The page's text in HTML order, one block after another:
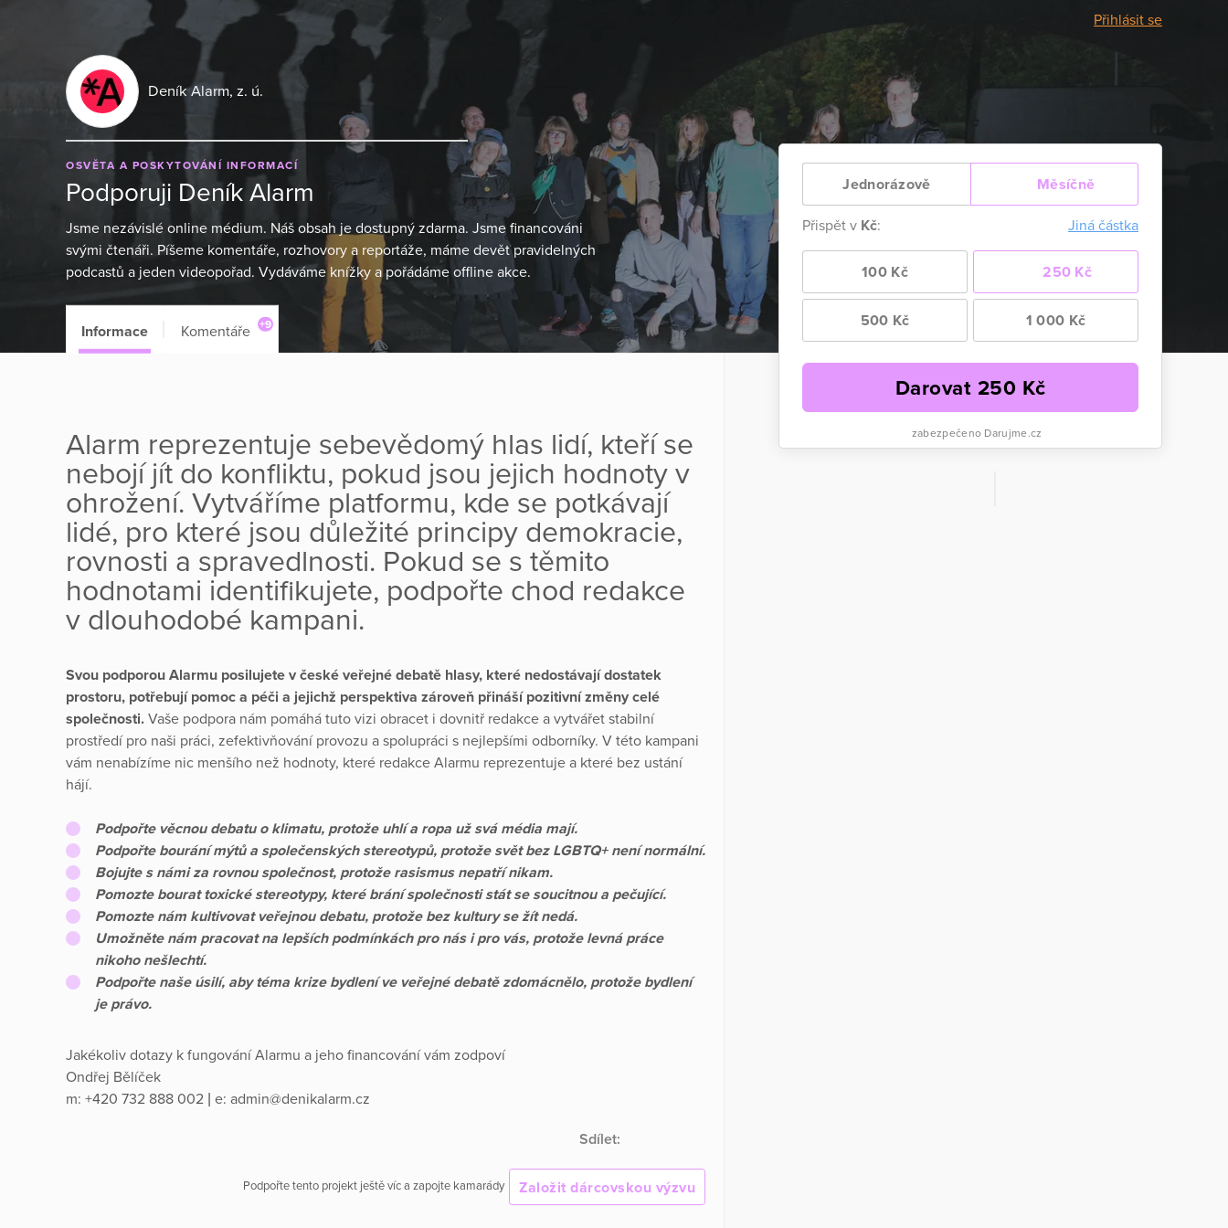
Přihlásit se
Deník Alarm, z. ú.
OSVĚTA A POSKYTOVÁNÍ INFORMACÍ
Podporuji Deník Alarm
Jsme nezávislé online médium. Náš obsah je dostupný zdarma. Jsme financováni
svými čtenáři. Píšeme komentáře, rozhovory a reportáže, máme devět pravidelných
podcastů a jeden videopořad. Vydáváme knížky a pořádáme offline akce.
Jednorázově Měsíčně
Přispět v Kč: Jiná částka
100 Kč 250 Kč
500 Kč 1 000 Kč
Darovat 250 Kč
zabezpečeno Darujme.cz
Informace Komentáře +9
Alarm reprezentuje sebevědomý hlas lidí, kteří se
nebojí jít do konfliktu, pokud jsou jejich hodnoty v
ohrožení. Vytváříme platformu, kde se potkávají
lidé, pro které jsou důležité principy demokracie,
rovnosti a spravedlnosti. Pokud se s těmito
hodnotami identifikujete, podpořte chod redakce
v dlouhodobé kampani.
Svou podporou Alarmu posilujete v české veřejné debatě hlasy, které nedostávají dostatek
prostoru, potřebují pomoc a péči a jejichž perspektiva zároveň přináší pozitivní změny celé
společnosti. Vaše podpora nám pomáhá tuto vizi obracet i dovnitř redakce a vytvářet stabilní
prostředí pro naši práci, zefektivňování provozu a spolupráci s nejlepšími odborníky. V této kampani
vám nenabízíme nic menšího než hodnoty, které redakce Alarmu reprezentuje a které bez ustání
hájí.
Podpořte věcnou debatu o klimatu, protože uhlí a ropa už svá média mají.
Podpořte bourání mýtů a společenských stereotypů, protože svět bez LGBTQ+ není normální.
Bojujte s námi za rovnou společnost, protože rasismus nepatří nikam.
Pomozte bourat toxické stereotypy, které brání společnosti stát se soucitnou a pečující.
Pomozte nám kultivovat veřejnou debatu, protože bez kultury se žít nedá.
Umožněte nám pracovat na lepších podmínkách pro nás i pro vás, protože levná práce
nikoho nešlechtí.
Podpořte naše úsilí, aby téma krize bydlení ve veřejné debatě zdomácnělo, protože bydlení
je právo.
Jakékoliv dotazy k fungování Alarmu a jeho financování vám zodpoví
Ondřej Bělíček
m: +420 732 888 002‬ | e: admin@denikalarm.cz
Sdílet:
Podpořte tento projekt ještě víc a zapojte kamarády Založit dárcovskou výzvu